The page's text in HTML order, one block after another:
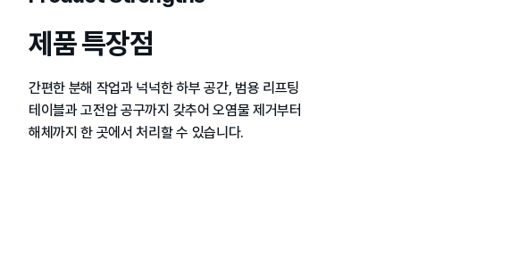
제품 특장점
간편한 분해 작업과 넉넉한 하부 공간, 범용 리프팅
테이블과 고전압 공구까지 갖추어 오염물 제거부터
해체까지 한 곳에서 처리할 수 있습니다.